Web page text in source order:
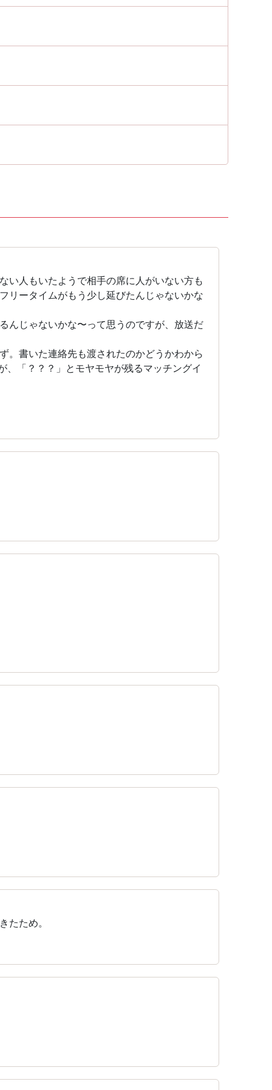
い人もいたようで相手の席に人がいない方も
リータイムがもう少し延びたんじゃないかな
んじゃないかな〜って思うのですが、放送だ
。書いた連絡先も渡されたのかどうかわから
「？？？」とモヤモヤが残るマッチングイ
たため。